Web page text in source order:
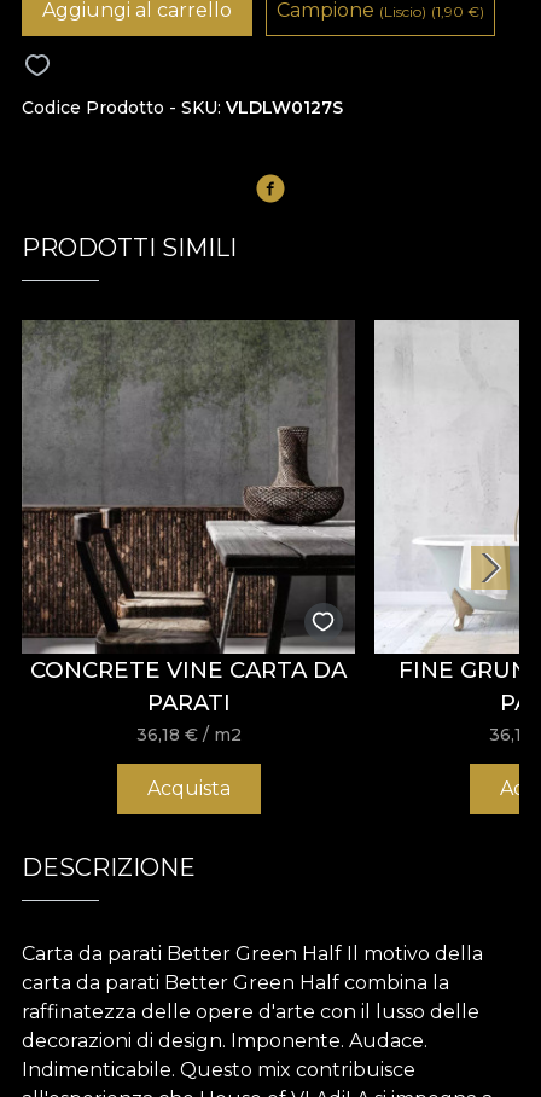
Codice Prodotto - SKU VLDLW0127S
Aggiungi al carrello Campione (Liscio) (1,90 €)
PRODOTTI SIMILI
CONCRETE VINE CARTA DA
PARATI
36,18 € / m2
Acquista
FINE
36,18
DESCRIZIONE
Carta da parati Better Green Half Il motivo della
carta da parati Better Green Half combina la
raffinatezza delle opere d'arte con il lusso delle
decorazioni di design. Imponente. Audace.
Indimenticabile. Questo mix contribuisce